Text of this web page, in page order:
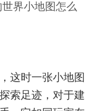
界小地图怎么
这时一张小地图
索足迹，对于建